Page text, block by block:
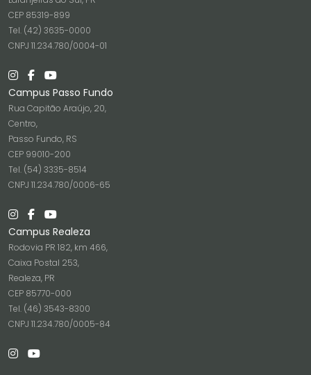
CEP 85319-899
Tel. (42) 3635-0000
CNPJ 11.234.780/0004-01
Campus Passo Fundo
Rua Capitão Araújo, 20,
Centro,
Passo Fundo, RS
CEP 99010-200
Tel. (54) 3335-8514
CNPJ 11.234.780/0006-65
Campus Realeza
Rodovia PR 182, km 466,
Caixa Postal 253,
Realeza, PR
CEP 85770-000
Tel. (46) 3543-8300
CNPJ 11.234.780/0005-84